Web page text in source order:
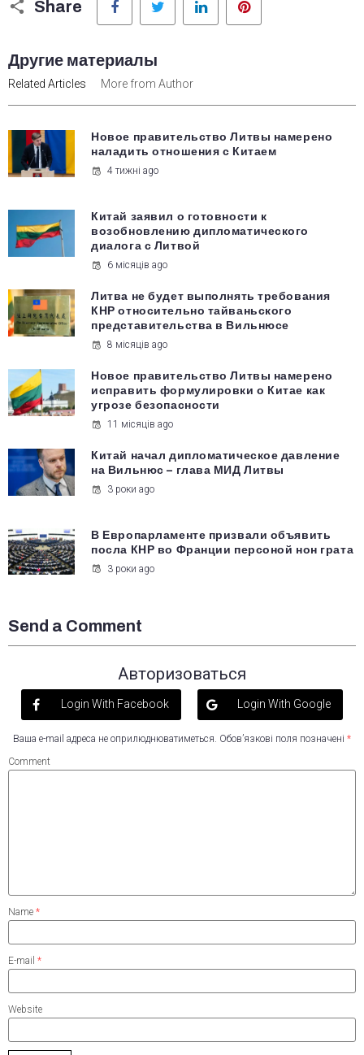
Share
Другие материалы
Related Articles More from Author
Новое правительство Литвы намерено
наладить отношения с Китаем
4 тижні ago
Китай заявил о готовности к
возобновлению дипломатического
диалога с Литвой
6 місяців ago
Литва не будет выполнять требования
КНР относительно тайваньского
представительства в Вильнюсе
8 місяців ago
Новое правительство Литвы намерено
исправить формулировки о Китае как
угрозе безопасности
11 місяців ago
Китай начал дипломатическое давление
на Вильнюс – глава МИД Литвы
3 роки ago
В Европарламенте призвали объявить
посла КНР во Франции персоной нон грата
3 роки ago
Send a Comment
Авторизоваться
Login With Facebook Login With Google
Ваша e-mail адреса не оприлюднюватиметься. Обов’язкові поля позначені *
Comment
Name *
E-mail *
Website